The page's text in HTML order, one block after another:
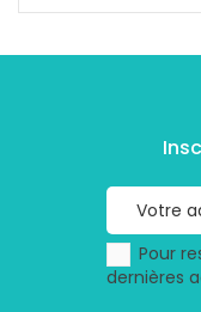
Pour
dernières